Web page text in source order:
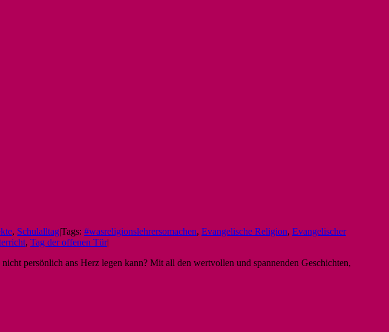
, Schulalltag|Tags: #wasreligionslehrersomachen, Evangelische Religion, Evangelischer
, Tag der offenen Tür|
persönlich ans Herz legen kann? Mit all den wertvollen und spannenden Geschichten,